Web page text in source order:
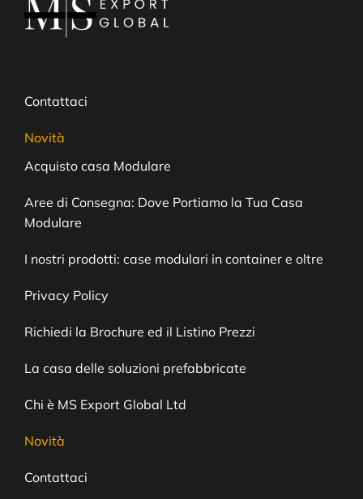
Contattaci
Novità
Acquisto casa Modulare
Aree di Consegna: Dove Portiamo la Tua Casa
Modulare
I nostri prodotti: case modulari in container e oltre
Privacy Policy
Richiedi la Brochure ed il Listino Prezzi
La casa delle soluzioni prefabbricate
Chi è MS Export Global Ltd
Novità
Contattaci